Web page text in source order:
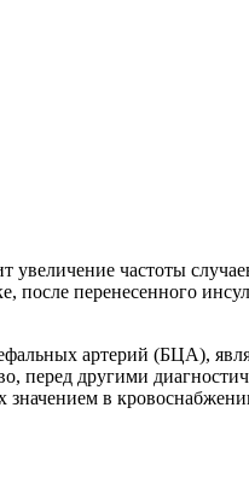
увеличение частоты
перенесенного
артерий (БЦА),
перед другими
в